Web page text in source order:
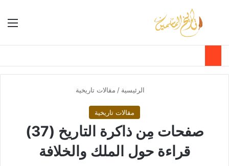
الوضع بحث عن
الرئيسية / مقالات تاريخية
مقالات تاريخية
صفحات مِن ذاكرة التاريخ (37)
قراءة حول الملك والخلافة